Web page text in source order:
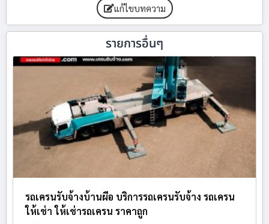
แก้ไขบทความ
รายการอื่นๆ
รถเครนรับจ้างบ้านผือ บริการรถเครนรับจ้าง รถเครน
ให้เช่า ให้เช่ารถเครน ราคาถูก